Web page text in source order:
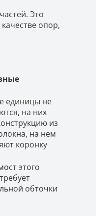
Это
опор,
единицы не
на них
из
на нем
коронку
этого
обточки